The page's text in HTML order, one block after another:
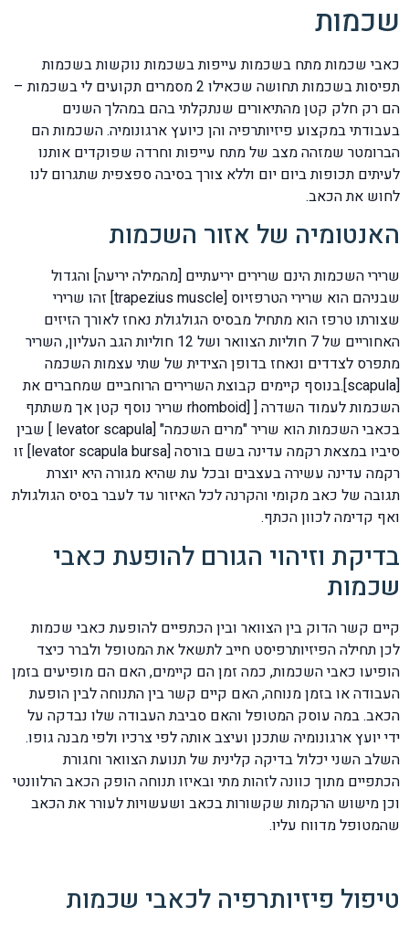
שכמות
כאבי שכמות מתח בשכמות עייפות בשכמות נוקשות בשכמות
תפיסות בשכמות תחושה שכאילו 2 מסמרים תקועים לי בשכמות –
הם רק חלק קטן מהתיאורים שנתקלתי בהם במהלך השנים
בעבודתי במקצוע פיזיותרפיה והן כיועץ ארגונומיה. השכמות הם
הברומטר שמזהה מצב של מתח עייפות וחרדה שפוקדים אותנו
לעיתים תכופות ביום יום וללא צורך בסיבה ספצפית שתגרום לנו
לחוש את הכאב.
האנטומיה של אזור השכמות
שרירי השכמות הינם שרירים יריעתיים [מהמילה יריעה] והגדול
שבניהם הוא שרירי הטרפזיוס [trapezius muscle] זהו שרירי
שצורתו טרפז הוא מתחיל מבסיס הגולגולת נאחז לאורך הזיזים
האחוריים של 7 חוליות הצוואר ושל 12 חוליות הגב העליון, השריר
מתפרס לצדדים ונאחז בדופן הצידית של שתי עצמות השכמה
[scapula].בנוסף קיימים קבוצת השרירים הרוחביים שמחברים את
השכמות לעמוד השדרה [ [rhomboid שריר נוסף קטן אך משתתף
בכאבי השכמות הוא שריר "מרים השכמה" [levator scapula ] שבין
סיביו במצאת רקמה עדינה בשם בורסה [levator scapula bursa] זו
רקמה עדינה עשירה בעצבים ובכל עת שהיא מגורה היא יוצרת
תגובה של כאב מקומי והקרנה לכל האיזור עד לעבר בסיס הגולגולת
ואף קדימה לכוון הכתף.
בדיקת וזיהוי הגורם להופעת כאבי
שכמות
קיים קשר הדוק בין הצוואר ובין הכתפיים להופעת כאבי שכמות
לכן תחילה הפיזיותרפיסט חייב לתשאל את המטופל ולברר כיצד
הופיעו כאבי השכמות, כמה זמן הם קיימים, האם הם מופיעים בזמן
העבודה או בזמן מנוחה, האם קיים קשר בין התנוחה לבין הופעת
הכאב. במה עוסק המטופל והאם סביבת העבודה שלו נבדקה על
ידי יועץ ארגונומיה שתכנן ועיצב אותה לפי צרכיו ולפי מבנה גופו.
השלב השני יכלול בדיקה קלינית של תנועת הצוואר וחגורת
הכתפיים מתוך כוונה לזהות מתי ובאיזו תנוחה הופק הכאב הרלוונטי
וכן מישוש הרקמות שקשורות בכאב ושעשויות לעורר את הכאב
שהמטופל מדווח עליו.
טיפול פיזיותרפיה לכאבי שכמות